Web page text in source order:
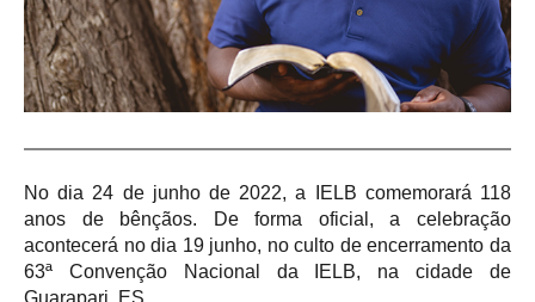
No dia 24 de junho de 2022, a IELB comemorará 118
anos de bênçãos. De forma oficial, a celebração
acontecerá no dia 19 junho, no culto de encerramento da
63ª Convenção Nacional da IELB, na cidade de